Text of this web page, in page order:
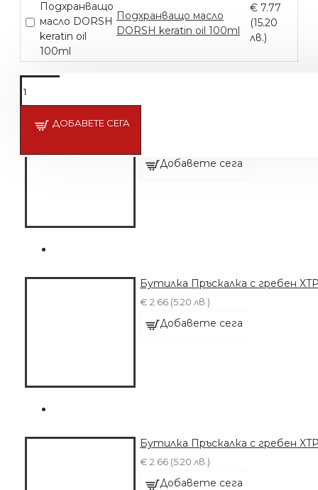
Подхранващо масло
DORSH keratin oil 100ml
€ 7.77
(15.20
лв.)
ДОБАВЕТЕ СЕГА
Добавете сега
Бутилка Пръскалка с гребен
€ 2.66 (5.20 лв.)
Добавете сега
Бутилка Пръскалка с гребен
€ 2.66 (5.20 лв.)
Добавете сега